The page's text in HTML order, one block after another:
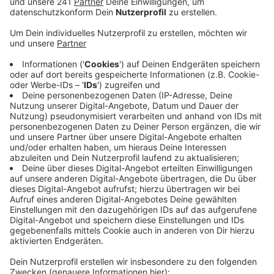
Rheinaue zu veranstalten, heißt es vom Marketing
des Panama Festivals.
Veröffentlicht:Mittwoch, 17.07.2024 08:24
Anzeige
Die Situation sei sehr herausfordernd und alles andere
als rosig, heißt es auf RBRS Nachfrage. Allerdings
arbeite man mit den Investoren intensiv daran, Bonns
größtem Musikfestival eine langfristige Zukunft zu
geben. Schon vor zwei Jahren hatte das Festival mit
finanziellen Schwierigkeiten zu kämpfen, damals stand
ein Minus von einer halben Millionen Euro im Raum.
Beim Panama Festival in Bonn treten jedes Jahr
Größen der Elektro-Musik-Szene auf, unter anderem
50.000 Menschen auf der Bühne.